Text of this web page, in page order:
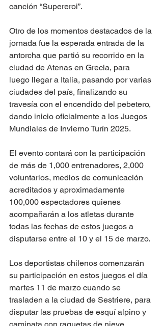
canción “Supereroi”.
Otro de los momentos destacados de la
jornada fue la esperada entrada de la
antorcha que partió su recorrido en la
ciudad de Atenas en Grecia, para
luego llegar a Italia, pasando por varias
ciudades del país, finalizando su
travesía con el encendido del pebetero,
dando inicio oficialmente a los Juegos
Mundiales de Invierno Turín 2025.
El evento contará con la participación
de más de 1,000 entrenadores, 2,000
voluntarios, medios de comunicación
acreditados y aproximadamente
100,000 espectadores quienes
acompañarán a los atletas durante
todas las fechas de estos juegos a
disputarse entre el 10 y el 15 de marzo.
Los deportistas chilenos comenzarán
su participación en estos juegos el día
martes 11 de marzo cuando se
trasladen a la ciudad de Sestriere, para
disputar las pruebas de esquí alpino y